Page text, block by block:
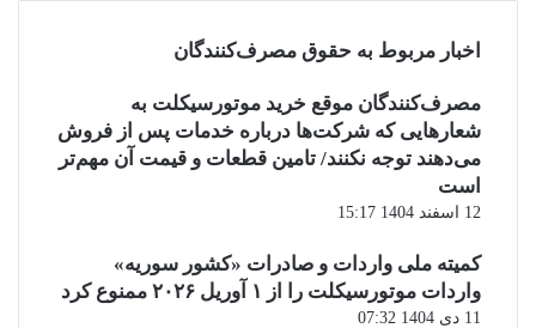
اخبار مربوط به حقوق مصرف‌کنندگان
مصرف‌کنندگان موقع خرید موتورسیکلت به
شعارهایی که شرکت‌ها درباره خدمات پس از فروش
می‌دهند توجه نکنند/ تامین قطعات و قیمت آن مهم‌تر
است
12 اسفند 1404 15:17
کمیته ملی واردات و صادرات «کشور سوریه»
واردات موتورسیکلت را از ۱ آوریل ۲۰۲۶ ممنوع کرد
11 دی 1404 07:32